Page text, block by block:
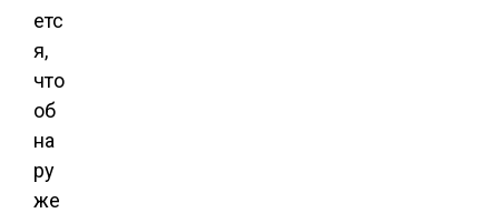
етс
я,
что
об
на
ру
же